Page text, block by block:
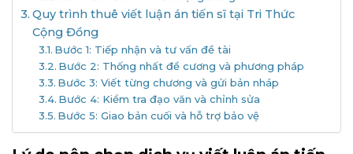
Quy trình thuê viết luận án tiến sĩ tại Tri Thức
Cộng Đồng
Bước 1: Tiếp nhận và tư vấn đề tài
Bước 2: Thống nhất đề cương và phương pháp
Bước 3: Viết từng chương và gửi bản nháp
Bước 4: Kiểm tra đạo văn và chỉnh sửa
Bước 5: Giao bản cuối và hỗ trợ bảo vệ